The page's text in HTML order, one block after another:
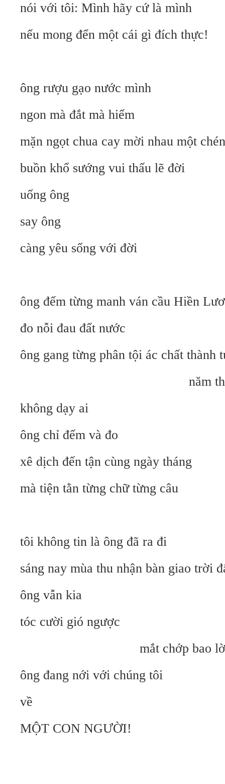
nói với tôi: Mình hãy cứ là mình
nếu mong đến một cái gì đích thực!
ông rượu gạo nước mình
ngon mà đắt mà hiếm
mặn ngọt chua cay mời nhau một chén
buồn khổ sướng vui thấu lẽ đời
uống ông
say ông
càng yêu sống với đời
ông đếm từng manh ván cầu Hiền
đo nỗi đau đất nước
ông gang từng phân tội ác chất thành
năm tháng
không dạy ai
ông chỉ đếm và đo
xê dịch đến tận cùng ngày tháng
mà tiện tằn từng chữ từng câu
tôi không tin là ông đã ra đi
sáng nay mùa thu nhận bàn giao trời
ông vẫn kia
tóc cười gió ngược
mắt chớp bao
ông đang nới với chúng tôi
về
MỘT CON NGƯỜI!